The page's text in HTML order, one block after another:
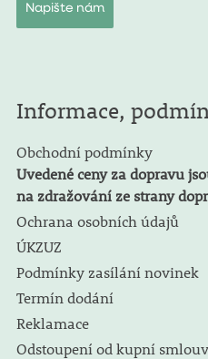
Napište nám
Informace,
Obchodní podmínky
Uvedené ceny za dopravu
na zdražování ze strany
Ochrana osobních údajů
ÚKZUZ
Podmínky zasílání novinek
Termín dodání
Reklamace
Odstoupení od kupní